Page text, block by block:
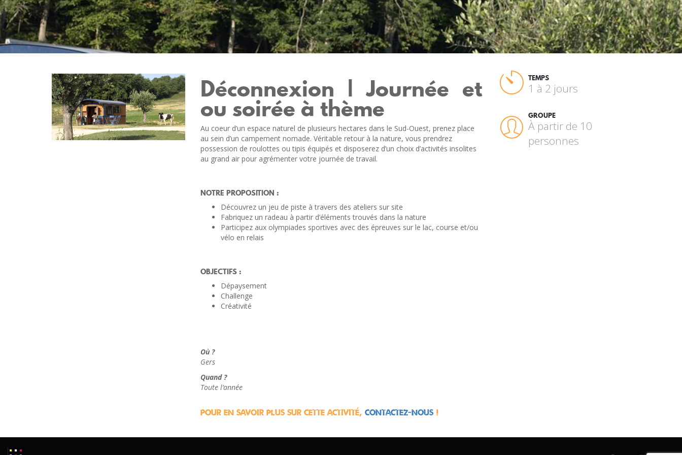
Déconnexion | Journée et
ou soirée à thème
Au coeur d’un espace naturel de plusieurs hectares dans le Sud-Ouest, prenez place
au sein d’un campement nomade. Véritable retour à la nature, vous prendrez
possession de roulottes ou tipis équipés et disposerez d’un choix d’activités insolites
au grand air pour agrémenter votre journée de travail.
NOTRE PROPOSITION :
Découvrez un jeu de piste à travers des ateliers sur site
Fabriquez un radeau à partir d’éléments trouvés dans la nature
Participez aux olympiades sportives avec des épreuves sur le lac, course et/ou
vélo en relais
OBJECTIFS :
Dépaysement
Challenge
Créativité
Où ?
Gers
Quand ?
Toute l’année
Pour en savoir plus sur cette activité, contactez-nous!
TEMPS
1 à 2 jours
GROUPE
À partir de 10
personnes